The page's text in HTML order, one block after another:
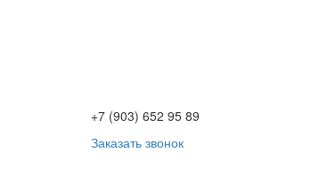
+7 (903) 652 95 89
Заказать звонок